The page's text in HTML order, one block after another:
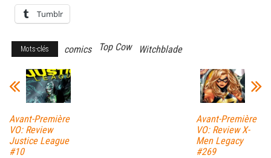
Tumblr
Mots-clés comics Top Cow Witchblade
Avant-Première
VO: Review
Justice League
#10
Avant-Première
VO: Review X-
Men Legacy
#269